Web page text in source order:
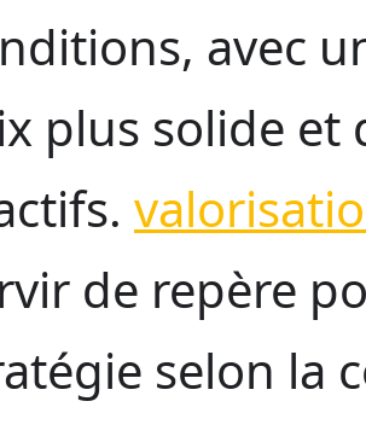
avec
plus solide et
de repère
selon la